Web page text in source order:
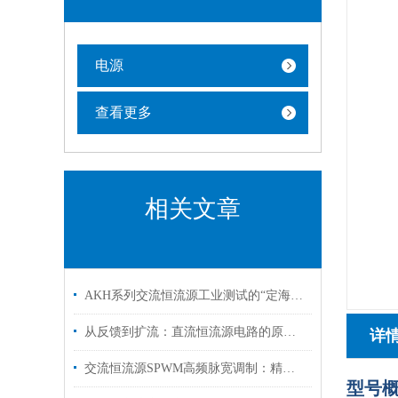
电源
查看更多
相关文章
AKH系列交流恒流源工业测试的“定海神针”
从反馈到扩流：直流恒流源电路的原理全解析
交流恒流源SPWM高频脉宽调制：精准控流与高效能转换的技术突破
详
型号